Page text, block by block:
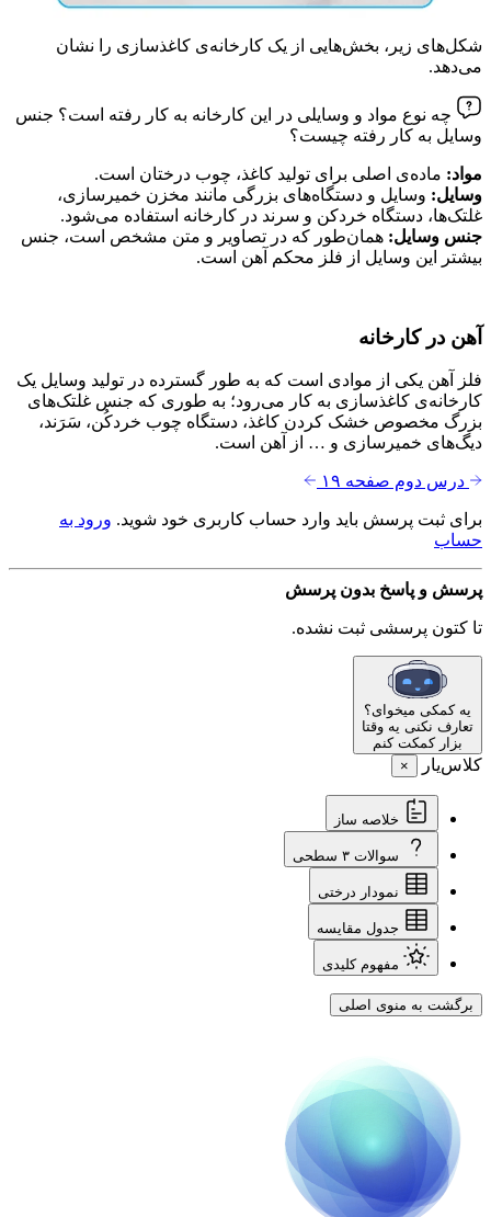
شکل‌های زیر، بخش‌هایی از یک کارخانه‌ی کاغذسازی را نشان
می‌دهد.
چه نوع مواد و وسایلی در این کارخانه به کار رفته است؟ جنس
وسایل به کار رفته چیست؟
مواد: ماده‌ی اصلی برای تولید کاغذ، چوب درختان است.
وسایل: وسایل و دستگاه‌های بزرگی مانند مخزن خمیرسازی،
غلتک‌ها، دستگاه خردکن و سرند در کارخانه استفاده می‌شود.
جنس وسایل: همان‌طور که در تصاویر و متن مشخص است، جنس
بیشتر این وسایل از فلز محکم آهن است.
آهن در کارخانه
فلز آهن یکی از موادی است که به طور گسترده در تولید وسایل یک
کارخانه‌ی کاغذسازی به کار می‌رود؛ به طوری که جنس غلتک‌های
بزرگ مخصوص خشک کردن کاغذ، دستگاه چوب خردکُن، سَرَند،
دیگ‌های خمیرسازی و … از آهن است.
درس دوم صفحه ۱۹
برای ثبت پرسش باید وارد حساب کاربری خود شوید. ورود به
حساب
پرسش و پاسخ بدون پرسش
تا کتون پرسشی ثبت نشده.
یه کمکی میخوای؟
تعارف نکنی یه وقتا
بزار کمکت کنم
کلاس‌یار ×
خلاصه ساز
سوالات ۳ سطحی
نمودار درختی
جدول مقایسه
مفهوم کلیدی
برگشت به منوی اصلی